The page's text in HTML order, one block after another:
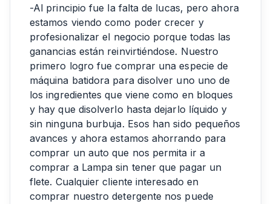
-Al principio fue la falta de lucas, pero ahora
estamos viendo como poder crecer y
profesionalizar el negocio porque todas las
ganancias están reinvirtiéndose. Nuestro
primero logro fue comprar una especie de
máquina batidora para disolver uno uno de
los ingredientes que viene como en bloques
y hay que disolverlo hasta dejarlo líquido y
sin ninguna burbuja. Esos han sido pequeños
avances y ahora estamos ahorrando para
comprar un auto que nos permita ir a
comprar a Lampa sin tener que pagar un
flete. Cualquier cliente interesado en
comprar nuestro detergente nos puede